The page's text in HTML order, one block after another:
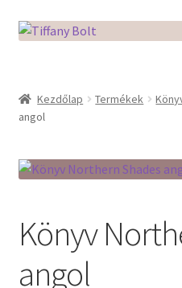
Ugrás
Kilépés
Adatkezelési tájékoztató
Az üveg világa / Workshopok
Fusingkemence
Kezdőlap Termékek
angol
Könyv
angol